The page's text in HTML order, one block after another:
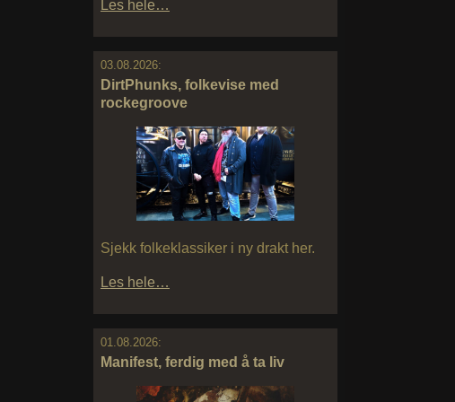
Les hele…
03.08.2026:
DirtPhunks, folkevise med
rockegroove
Sjekk folkeklassiker i ny drakt her.
Les hele…
01.08.2026:
Manifest, ferdig med å ta liv